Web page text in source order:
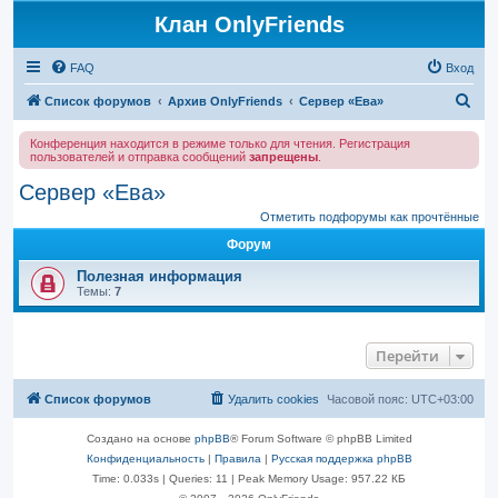
Клан OnlyFriends
FAQ Вход
Список форумов Архив OnlyFriends Сервер «Ева»
Конференция находится в режиме только для чтения. Регистрация
пользователей и отправка сообщений запрещены
Сервер «Ева»
Отметить подфорумы как прочтённые
Форум
Полезная информация
Темы: 7
Перейти
Список форумов Часовой пояс: UTC+03:00
Удалить cookies
Создано на основе phpBB® Forum Software © phpBB Limited
Конфиденциальность| Правила | Русская поддержка phpBB
Time: 0.033s | Queries: 11 | Peak Memory Usage: 957.22 КБ